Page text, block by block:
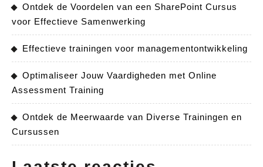
Ontdek de Voordelen van een SharePoint Cursus
voor Effectieve Samenwerking
Effectieve trainingen voor managementontwikkeling
Optimaliseer Jouw Vaardigheden met Online
Assessment Training
Ontdek de Meerwaarde van Diverse Trainingen en
Cursussen